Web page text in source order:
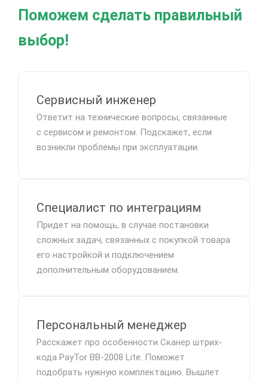
Поможем сделать правильный
выбор!
Сервисный инженер
Ответит на технические вопросы, связанные
с сервисом и ремонтом. Подскажет, если
возникли проблемы при эксплуатации.
Специалист по интеграциям
Придет на помощь, в случае постановки
сложных задач, связанных с покупкой товара
его настройкой и подключением
дополнительным оборудованием.
Персональный менеджер
Расскажет про особенности Сканер штрих-
кода PayTor BB-2008 Lite. Поможет
подобрать нужную комплектацию. Вышлет